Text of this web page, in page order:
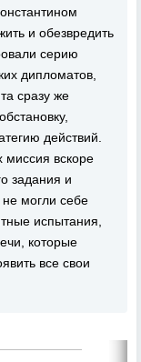
и обезвредить
серию
дипломатов,
сразу же
действий.
миссия вскоре
задания и
могли себе
испытания,
которые
все свои